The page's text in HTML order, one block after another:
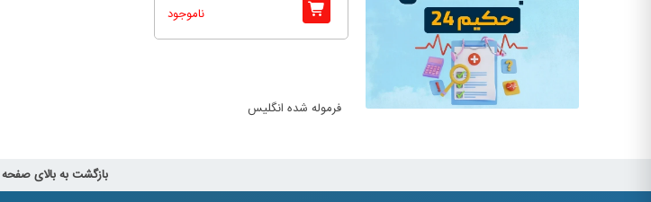
ناموجود
فرموله شده انگلیس
بازگشت به بالای صفحه